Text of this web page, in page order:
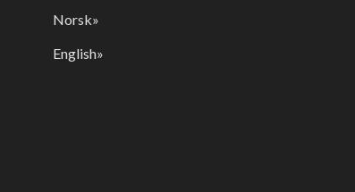
Norsk»
English»